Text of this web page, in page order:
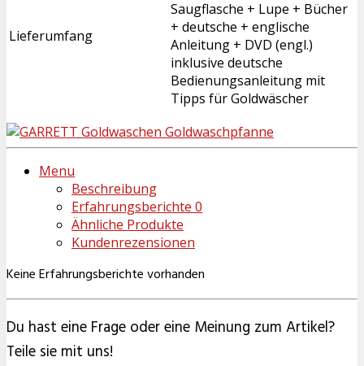
Lieferumfang
Saugflasche + Lupe + Bücher
+ deutsche + englische
Anleitung + DVD (engl.)
inklusive deutsche
Bedienungsanleitung mit
Tipps für Goldwäscher
Menu
Beschreibung
Erfahrungsberichte 0
Ähnliche Produkte
Kundenrezensionen
Keine Erfahrungsberichte vorhanden
Du hast eine Frage oder eine Meinung zum Artikel?
Teile sie mit uns!